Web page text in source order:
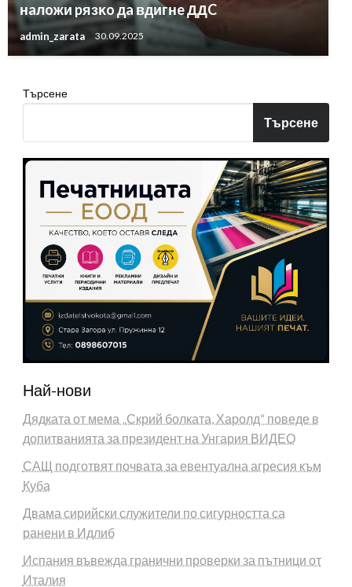
нaлoжи pязĸo дa вдигнe ДДC
admin_zarata 30.09.2025
Търсене
Търсене
Най-нови
Дядката от мема „Скрий болката, Харолд“ поведе в
допитванията за президент на Унгария ВИДЕО
САЩ подготвят почвата за евентуална агресия към
Куба
Двама сирийски служители по сигурността са
ранени в Идлиб
Испания въвежда гранични проверки за пътници от
Италия